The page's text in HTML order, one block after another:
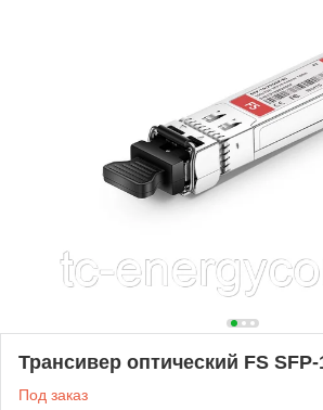
Трансивер оптический FS SFP-
Под заказ